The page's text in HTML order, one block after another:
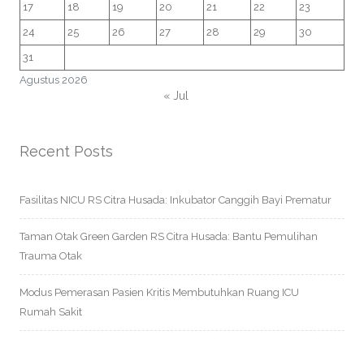
Agustus 2026
17 18 19 20 21 22 23
24 25 26 27 28 29 30
31
« Jul
Recent Posts
Fasilitas NICU RS Citra Husada: Inkubator Canggih Bayi Prematur
Taman Otak Green Garden RS Citra Husada: Bantu Pemulihan
Trauma Otak
Modus Pemerasan Pasien Kritis Membutuhkan Ruang ICU
Rumah Sakit